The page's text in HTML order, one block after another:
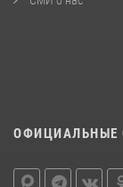
ОФИЦИАЛЬНЫЕ